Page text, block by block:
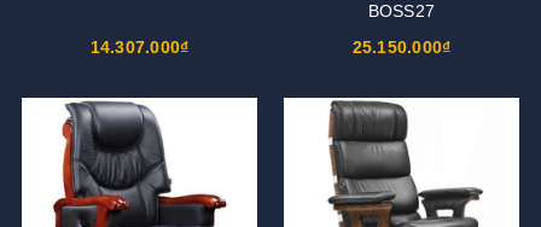
14.307.000₫
BOSS27
25.150.000₫